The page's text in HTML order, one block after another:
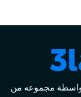
مجموعه من